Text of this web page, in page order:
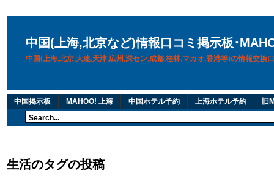
中国(上海,北京など)情報口コミ掲示板･
中国(上海,北京,大連,天津,広州,深セン,成都,桂林,マカオ,香港等)の情報交換
中国掲示板 MAHOO! 上海 中国ホテル予約 上海ホテル予約 旧
生活のタグの投稿